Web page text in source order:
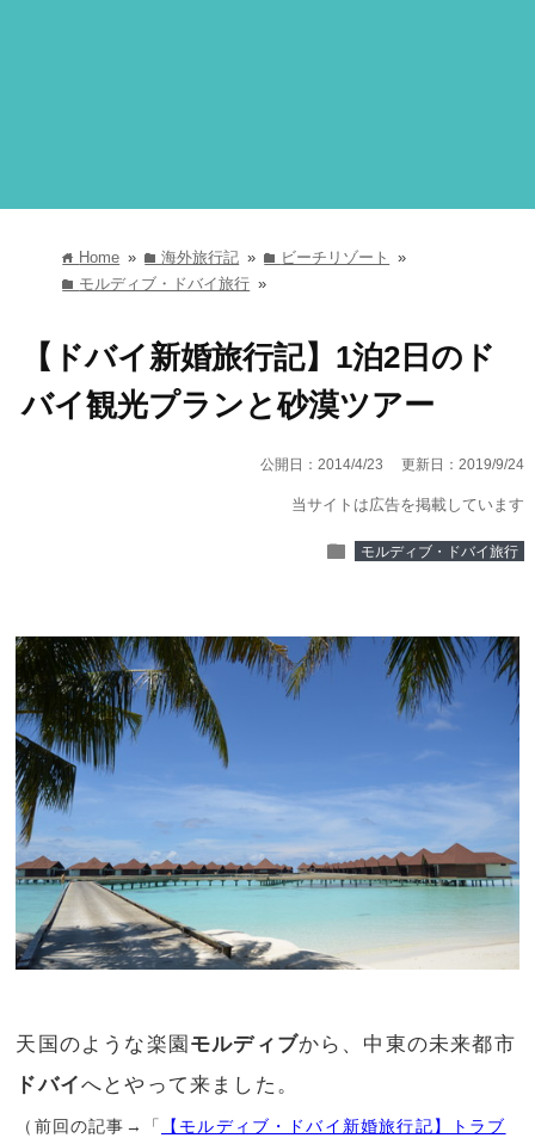
home Home » folder海外旅行記 » folder ビーチリゾート »
folder モルディブ・ドバイ旅行 »
【ドバイ新婚旅行記】1泊2日のド
バイ観光プランと砂漠ツアー
公開日：2014/4/23 更新日：2019/9/24
当サイトは広告を掲載しています
folder モルディブ・ドバイ旅行
天国のような楽園 モルディブから、中東の未来都市
ドバイへとやって来ました。
（前回の記事→「 【モルディブ・ドバイ新婚旅行記】トラブ